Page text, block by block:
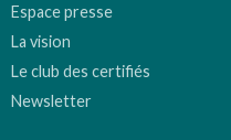
Espace presse
La vision
Le club des certifiés
Newsletter